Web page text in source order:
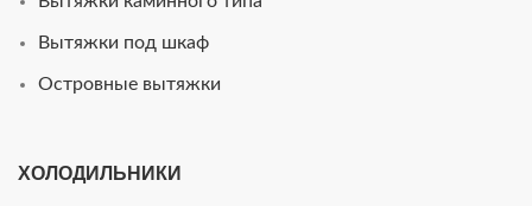
Вытяжки под шкаф
Островные вытяжки
ХОЛОДИЛЬНИКИ